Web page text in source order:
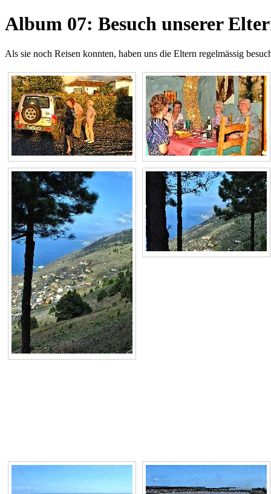
Album 07: Besuch unserer
Als sie noch Reisen konnten, haben uns die Eltern regelmässig